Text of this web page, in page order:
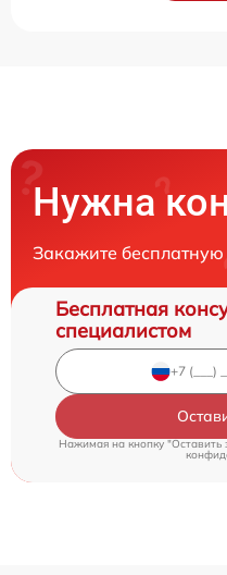
Нужна
Закажите
Бесплатная
специалистом
Нажимая на кнопку "Оставить